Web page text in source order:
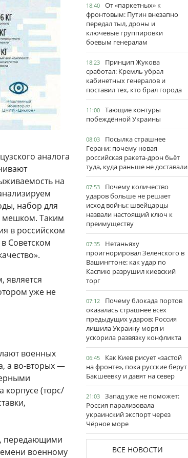
аналога
на
набор для
мешком. Таким
в российском
Советском
является
уже не
военных
а во-вторых —
(торс/
передающими
военному
18:40
От «паркетных» к
фронтовым: Путин внезапно
передал тыл, дроны и
ключевые группировки
боевым генералам
18:23
Принцип Жукова
сработал: Кремль убрал
кабинетных генералов и
поставил тех, кто брал города
11:00
Тающие контуры
побеждённой Украины
08:03
Посылка страшнее
Герани: почему новая
российская ракета-дрон бьёт
туда, куда раньше не доставали
07:53
Почему количество
ударов больше не решает
исход войны: швейцарцы
назвали настоящий ключ к
преимуществу
07:35
Нетаньяху
проигнорировал Зеленского в
Вашингтоне: как удар по
Каспию разрушил киевский
торг
07:12
Почему блокада портов
оказалась страшнее всех
предыдущих ударов: Россия
лишила Украину моря и
ускорила развязку конфликта
06:45
Как Киев рисует «застой
на фронте», пока русские берут
Бакшеевку и давят на север
21:03
Запад уже не поможет:
Россия парализовала
украинский экспорт через
Чёрное море
ВСЕ НОВОСТИ